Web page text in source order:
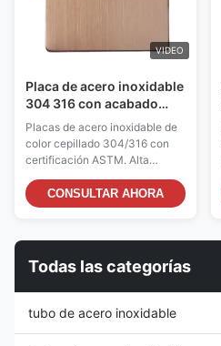
VIDEO
Placa de acero inoxidable
304 316 con acabado
cepillado y revestimiento
de titanio al vacío para
una alta resistencia a la
Placas de acero inoxidable de
color cepillado 304/316 con
certificación ASTM. Alta
resistencia a la corrosión,
superficie antihuellas y colores
personalizados. Ideal para
lujo con revestimiento al vacío
para resistencia a la
decoloración.
CONSULTAR AHORA
Todas las categorías
tubo de acero inoxidable